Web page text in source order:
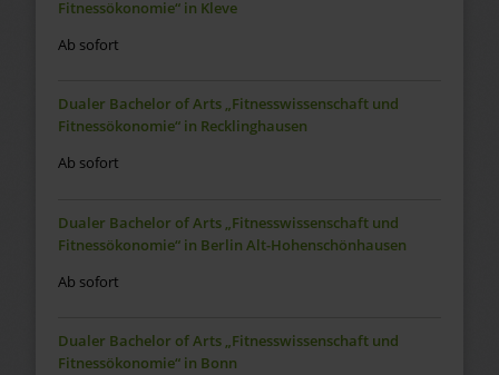
Fitnessökonomie“ in Kleve
Ab sofort
Dualer Bachelor of Arts „Fitnesswissenschaft und
Fitnessökonomie“ in Recklinghausen
Ab sofort
Dualer Bachelor of Arts „Fitnesswissenschaft und
Fitnessökonomie“ in Berlin Alt-Hohenschönhausen
Ab sofort
Dualer Bachelor of Arts „Fitnesswissenschaft und
Fitnessökonomie“ in Bonn